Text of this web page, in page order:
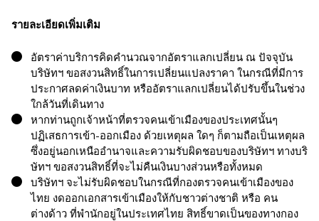
รายละเอียดเพิ่มเติม
อัตราค่าบริการคิดคำนวณจากอัตราแลกเปลี่ยน ณ ปัจจุบัน
บริษัทฯ ขอสงวนสิทธิ์ในการเปลี่ยนแปลงราคา ในกรณีที่มีการ
ประกาศลดค่าเงินบาท หรืออัตราแลกเปลี่ยนได้ปรับขึ้นในช่วง
ใกล้วันที่เดินทาง
หากท่านถูกเจ้าหน้าที่ตรวจคนเข้าเมืองของประเทศนั้นๆ
ปฏิเสธการเข้า-ออกเมือง ด้วยเหตุผล ใดๆ ก็ตามถือเป็นเหตุผล
ซึ่งอยู่นอกเหนืออำนาจและความรับผิดชอบของบริษัทฯ ทางบริ
ษัทฯ ขอสงวนสิทธิ์ที่จะไม่คืนเงินบางส่วนหรือทั้งหมด
บริษัทฯ จะไม่รับผิดชอบในกรณีที่กองตรวจคนเข้าเมืองของ
ไทย งดออกเอกสารเข้าเมืองให้กับชาวต่างชาติ หรือ คน
ต่างด้าว ที่พำนักอยู่ในประเทศไทย สิทธิ์ขาดเป็นของทางกอง